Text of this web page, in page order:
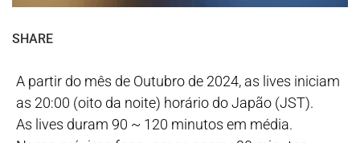
SHARE
A partir do mês de Outubro de 2024, as lives iniciam
as 20:00 (oito da noite) horário do Japão (JST).
As lives duram 90 ~ 120 minutos em média.